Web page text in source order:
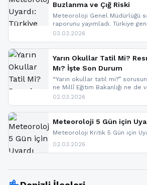
Buzlanma ve Çığ Riski
Meteoroloji Genel Müdürlüğü
raporunu yayımladı. Türkiye
ve don beklenirken Doğu
yapıldı. İşte son dakika
03.03.2026
Yarın Okullar Tatil Mi?
Mı? İşte Son Durum
“Yarın okullar tatil mi?”
ne Millî Eğitim Bakanlığı ne de
yapılmış resmi bir tatil
paylaşacağız. En hızlı şekilde
sitemizi takip edebilir ve
02.03.2026
Meteoroloji 5 Gün için
Meteoroloji Kritik 5 Gün için
02.03.2026